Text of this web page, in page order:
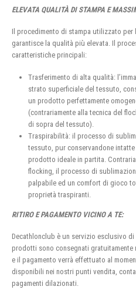
ELEVATA QUALITÀ DI STAMPA E
Il procedimento di stampa utilizzato
garantisce la qualità più elevata. Il
caratteristiche principali:
Trasferimento di alta qualità:
strato superficiale del tessuto,
un prodotto perfettamente
(contrariamente alla tecnica del
di sopra del tessuto).
Traspirabilità: il processo di
tessuto, pur conservandone
prodotto ideale in partita.
flocking, il processo di
palpabile ed un comfort di gioco
proprietà traspiranti.
RITIRO E PAGAMENTO VICINO A TE:
Decathlonclub è un servizio esclusivo
prodotti sono consegnati
e il pagamento verrà effettuato al
disponibili nei nostri punti vendita,
pagamenti dilazionati.